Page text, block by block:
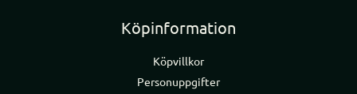
Köpinformation
Köpvillkor
Personuppgifter